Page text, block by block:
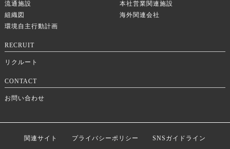
流通施設
本社営業関連施設
組織図
海外関連会社
環境自主行動計画
RECRUIT
リクルート
CONTACT
お問い合わせ
関連サイト プライバシーポリシー SNSガイドライン